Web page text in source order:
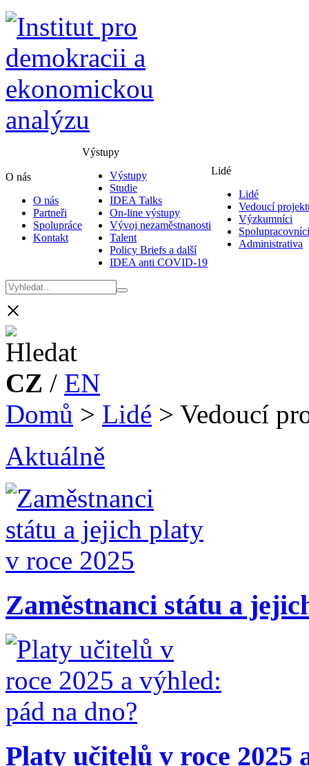
O nás
O nás
Partneři
Spolupráce
Kontakt
Výstupy
Výstupy
Studie
IDEA Talks
On-line výstupy
Vývoj nezaměstnanosti
Talent
Policy Briefs a další
IDEA anti COVID-19
Lidé
Lidé
Vedoucí
Výzkumníci
Spolupracovníci
Administrativa
×
CZ / EN
Domů > Lidé > Vedoucí
Aktuálně
Zaměstnanci státu a
Platy učitelů v roce 2025